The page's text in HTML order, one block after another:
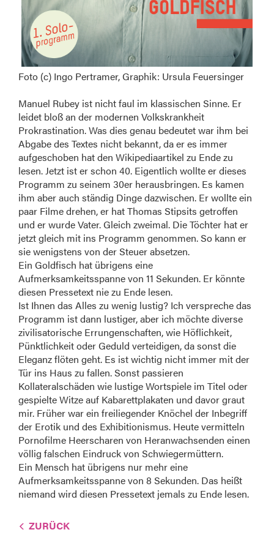
Foto (c) Ingo Pertramer, Graphik: Ursula Feuersinger
Manuel Rubey ist nicht faul im klassischen Sinne. Er
leidet bloß an der modernen Volkskrankheit
Prokrastination. Was dies genau bedeutet war ihm bei
Abgabe des Textes nicht bekannt, da er es immer
aufgeschoben hat den Wikipediaartikel zu Ende zu
lesen. Jetzt ist er schon 40. Eigentlich wollte er dieses
Programm zu seinem 30er herausbringen. Es kamen
ihm aber auch ständig Dinge dazwischen. Er wollte ein
paar Filme drehen, er hat Thomas Stipsits getroffen
und er wurde Vater. Gleich zweimal. Die Töchter hat er
jetzt gleich mit ins Programm genommen. So kann er
sie wenigstens von der Steuer absetzen.
Ein Goldfisch hat übrigens eine
Aufmerksamkeitsspanne von 11 Sekunden. Er könnte
diesen Pressetext nie zu Ende lesen.
Ist Ihnen das Alles zu wenig lustig? Ich verspreche das
Programm ist dann lustiger, aber ich möchte diverse
zivilisatorische Errungenschaften, wie Höflichkeit,
Pünktlichkeit oder Geduld verteidigen, da sonst die
Eleganz flöten geht. Es ist wichtig nicht immer mit der
Tür ins Haus zu fallen. Sonst passieren
Kollateralschäden wie lustige Wortspiele im Titel oder
gespielte Witze auf Kabarettplakaten und davor graut
mir. Früher war ein freiliegender Knöchel der Inbegriff
der Erotik und des Exhibitionismus. Heute vermitteln
Pornofilme Heerscharen von Heranwachsenden einen
völlig falschen Eindruck von Schwiegermüttern.
Ein Mensch hat übrigens nur mehr eine
Aufmerksamkeitsspanne von 8 Sekunden. Das heißt
niemand wird diesen Pressetext jemals zu Ende lesen.
ZURÜCK